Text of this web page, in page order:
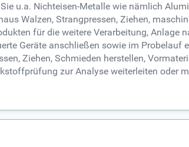
u.a. Nichteisen-Metalle wie nämlich
Walzen, Strangpressen, Ziehen,
für die weitere Verarbeitung, Anlage
Geräte anschließen sowie im Probelauf
Ziehen, Schmieden herstellen,
zur Analyse weiterleiten oder